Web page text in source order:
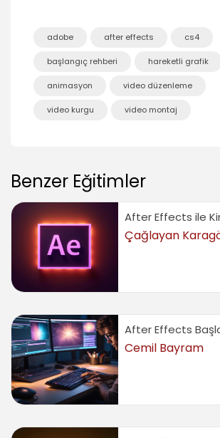
Animasyonu çoğaltma (Duplicate
02:11
03:00
Efekt Kullanma (Use Effects)
Stylize Efekt örnekleri, Karikatürize
(Cartoon Effect)
03:40
Alev Efekti hazırlama, Hazır
kaydetme
06:41
Cycore Efeklerinin kullanımı ve
Effects)
Dalga efektleri (Wave Effects)
04:55
Çeşitli efekt kullanım örnekleri, Küre,
Üretim
08:41
(Brainstrom)
adobe after effects cs4
başlangıç rehberi hareketli grafik
animasyon video düzenleme
video kurgu video montaj
Benzer Eğitimler
After Effects ile
Çağlayan
After Effects
Cemil Bayram